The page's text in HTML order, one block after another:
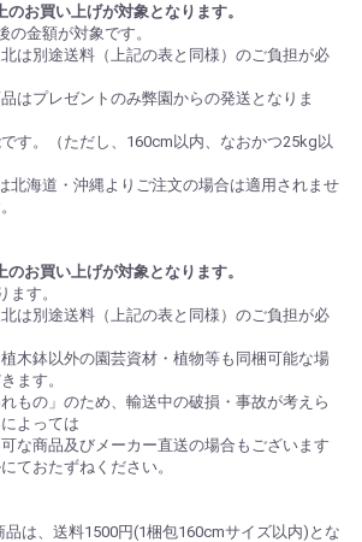
お買い上げが対象となります。
金額が対象です。
は別途送料（上記の表と同様）のご負担が必
はプレゼントのみ弊園からの発送となりま
す。（ただし、160cm以内、なおかつ25kg以
北海道・沖縄よりご注文の場合は適用されませ
のお買い上げが対象となります。
ます。
は別途送料（上記の表と同様）のご負担が必
木鉢以外の園芸資材・植物等も同梱可能な場
ます。
もの」のため、輸送中の破損・事故が考えら
よっては
な商品及びメーカー直送の場合もございます
ておたずねください。
は、送料1500円(1梱包160cmサイズ以内)とな